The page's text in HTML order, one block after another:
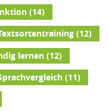
(14)
(12)
lernen(12)
(11)